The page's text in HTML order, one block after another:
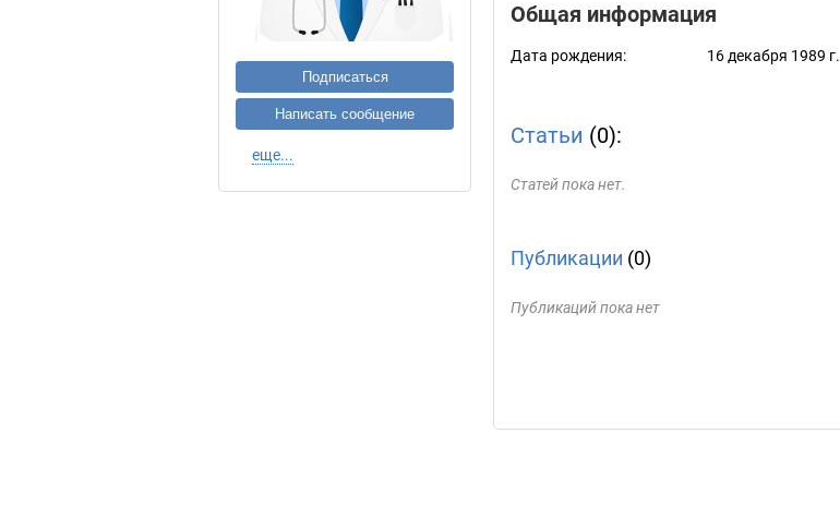
Подписаться
Написать сообщение
еще...
Общая информация
Дата рождения: 16 декабря 1989 г.
Статьи (0):
Статей пока нет.
Публикации (0)
Публикаций пока нет